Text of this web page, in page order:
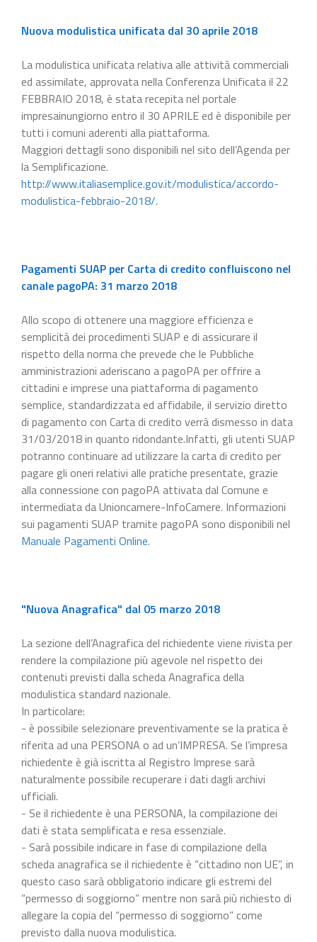
Nuova modulistica unificata dal 30 aprile 2018
La modulistica unificata relativa alle attività commerciali
ed assimilate, approvata nella Conferenza Unificata il 22
FEBBRAIO 2018, è stata recepita nel portale
impresainungiorno entro il 30 APRILE ed è disponibile per
tutti i comuni aderenti alla piattaforma.
Maggiori dettagli sono disponibili nel sito dell’Agenda per
la Semplificazione.
http://www.italiasemplice.gov.it/modulistica/accordo-
modulistica-febbraio-2018/.
Pagamenti SUAP per Carta di credito confluiscono nel
canale pagoPA: 31 marzo 2018
Allo scopo di ottenere una maggiore efficienza e
semplicità dei procedimenti SUAP e di assicurare il
rispetto della norma che prevede che le Pubbliche
amministrazioni aderiscano a pagoPA per offrire a
cittadini e imprese una piattaforma di pagamento
semplice, standardizzata ed affidabile, il servizio diretto
di pagamento con Carta di credito verrà dismesso in data
31/03/2018 in quanto ridondante.Infatti, gli utenti SUAP
potranno continuare ad utilizzare la carta di credito per
pagare gli oneri relativi alle pratiche presentate, grazie
alla connessione con pagoPA attivata dal Comune e
intermediata da Unioncamere-InfoCamere. Informazioni
sui pagamenti SUAP tramite pagoPA sono disponibili nel
Manuale Pagamenti Online.
"Nuova Anagrafica" dal 05 marzo 2018
La sezione dell’Anagrafica del richiedente viene rivista per
rendere la compilazione più agevole nel rispetto dei
contenuti previsti dalla scheda Anagrafica della
modulistica standard nazionale.
In particolare:
- è possibile selezionare preventivamente se la pratica è
riferita ad una PERSONA o ad un’IMPRESA. Se l’impresa
richiedente è già iscritta al Registro Imprese sarà
naturalmente possibile recuperare i dati dagli archivi
ufficiali.
- Se il richiedente è una PERSONA, la compilazione dei
dati è stata semplificata e resa essenziale.
- Sarà possibile indicare in fase di compilazione della
scheda anagrafica se il richiedente è “cittadino non UE”, in
questo caso sarà obbligatorio indicare gli estremi del
“permesso di soggiorno” mentre non sarà più richiesto di
allegare la copia del “permesso di soggiorno” come
previsto dalla nuova modulistica.